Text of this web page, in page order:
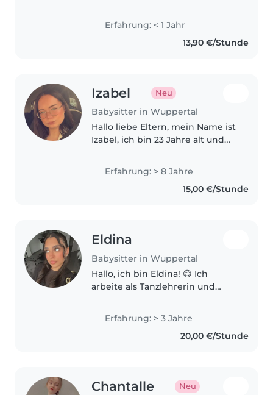
Kindern habe ich bereits bei
meinem Praktikum im
Erfahrung: < 1 Jahr
13,90 €/Stunde
Izabel Neu
Babysitter in Wuppertal
Hallo liebe Eltern, mein Name ist
Izabel, ich bin 23 Jahre alt und
Ich bin staatlich anerkannte und
geprüfte Kinderpflegerin und
bringe daher sowohl..
Erfahrung: > 8 Jahre
15,00 €/Stunde
Eldina
Babysitter in Wuppertal
Hallo, ich bin Eldina! 😊 Ich
arbeite als Tanzlehrerin und
Kindern zu arbeiten. Durch
meinen Beruf bin ich geduldig,
verantwortungsbewusst und
Erfahrung: > 3 Jahre
20,00 €/Stunde
Chantalle Neu